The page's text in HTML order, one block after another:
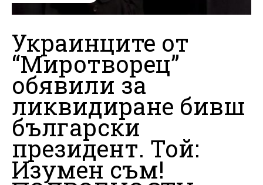
Украинците от
“Миротворец”
обявили за
ликвидиране бивш
български
президент. Той:
Изумен съм!